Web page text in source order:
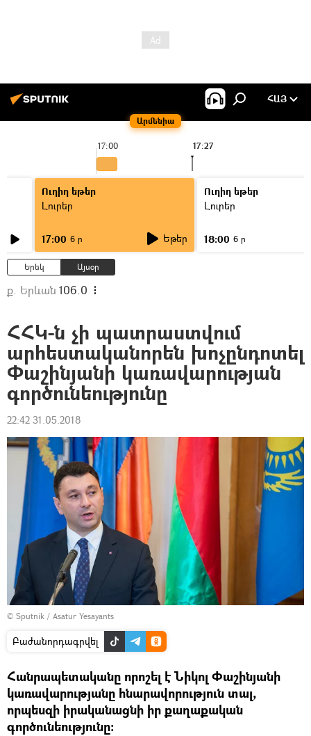
Արմենիա
ՀԱՅ
17:00 17:27
Ուղիղ եթեր
Լուրեր
17:00 6 ր Եթեր
Ուղիղ եթեր
Լուրեր
18:00 6 ր
Երեկ Այսօր
ք. Երևան 106.0
ՀՀԿ-ն չի պատրաստվում
արհեստականորեն խոչընդոտել
Փաշինյանի կառավարության
գործունեությունը
22:42 31.05.2018
© Sputnik / Asatur Yesayants
Բաժանորդագրվել
Հանրապետականը որոշել է Նիկոլ Փաշինյանի
կառավարությանը հնարավորություն տալ,
որպեսզի իրականացնի իր քաղաքական
գործունեությունը։